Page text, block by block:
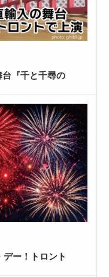
『千と千尋の
デー！トロント